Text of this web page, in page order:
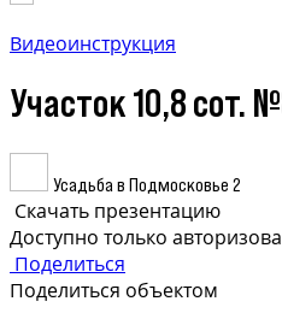
Видеоинструкция
Участок 10,8 сот.
Усадьба в Подмосковье 2
Скачать презентацию
Доступно только
Поделиться
Поделиться объектом